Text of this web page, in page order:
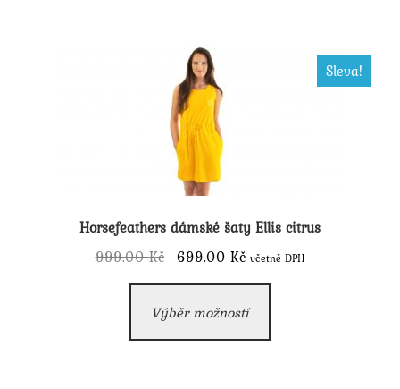
Možnosti
Horsefeathers dámské šaty Ellis citrus
Sleva!
999.00Kč
Původní
cena
byla:
699.00KčAktuální
cena
je:
včetně DPH
Výběr možností
má